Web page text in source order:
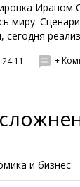
Ираном
миру.
+
и бизнес